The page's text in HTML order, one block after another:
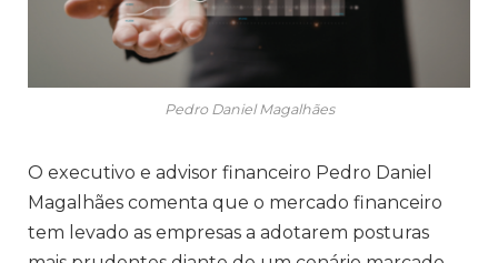
Pedro Daniel Magalhães
O executivo e advisor financeiro Pedro Daniel
Magalhães comenta que o mercado financeiro
tem levado as empresas a adotarem posturas